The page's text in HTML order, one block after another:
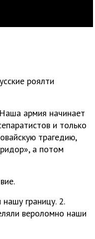
роялти
армия начинает
и только
трагедию,
а потом
границу. 2.
вероломно наши